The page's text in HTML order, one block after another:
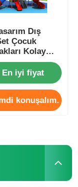
Dış
Çocuk
Kolay
En iyi fiyat
konuşalım.